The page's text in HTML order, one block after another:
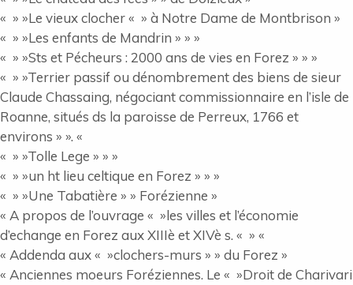
« » »Le vieux clocher « » à Notre Dame de Montbrison »
« » »Les enfants de Mandrin » » »
« » »Sts et Pécheurs : 2000 ans de vies en Forez » » »
« » »Terrier passif ou dénombrement des biens de sieur
Claude Chassaing, négociant commissionnaire en l’isle de
Roanne, situés ds la paroisse de Perreux, 1766 et
environs » ». «
« » »Tolle Lege » » »
« » »un ht lieu celtique en Forez » » »
« » »Une Tabatière » » Forézienne »
« A propos de l’ouvrage « »les villes et l’économie
d’echange en Forez aux XIIIè et XIVè s. « » «
« Addenda aux « »clochers-murs » » du Forez »
« Anciennes moeurs Foréziennes. Le « »Droit de Charivari